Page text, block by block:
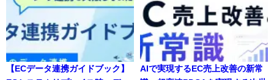
【ECデータ連携ガイドブック】
AIで実現するEC売上改善の新常